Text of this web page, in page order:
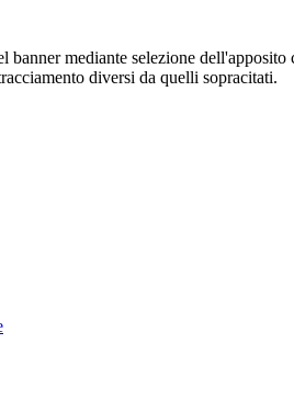
mediante selezione
diversi da quelli sopracitati.